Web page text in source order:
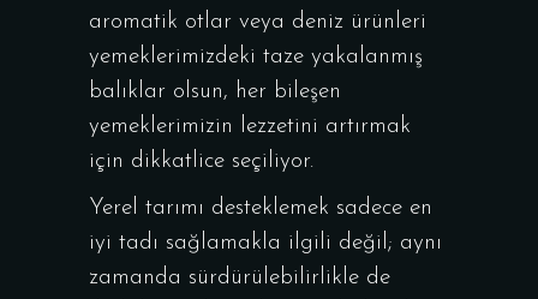
aromatik otlar veya deniz ürünleri
yemeklerimizdeki taze yakalanmış
balıklar olsun, her bileşen
yemeklerimizin lezzetini artırmak
için dikkatlice seçiliyor.
Yerel tarımı desteklemek sadece en
iyi tadı sağlamakla ilgili değil; aynı
zamanda sürdürülebilirlikle de